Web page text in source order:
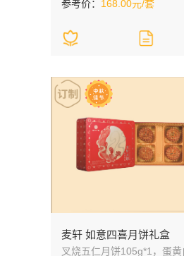
参考价： 168.00元/套
麦轩 如意四喜月饼礼盒
叉烧五仁月饼105g*1，蛋